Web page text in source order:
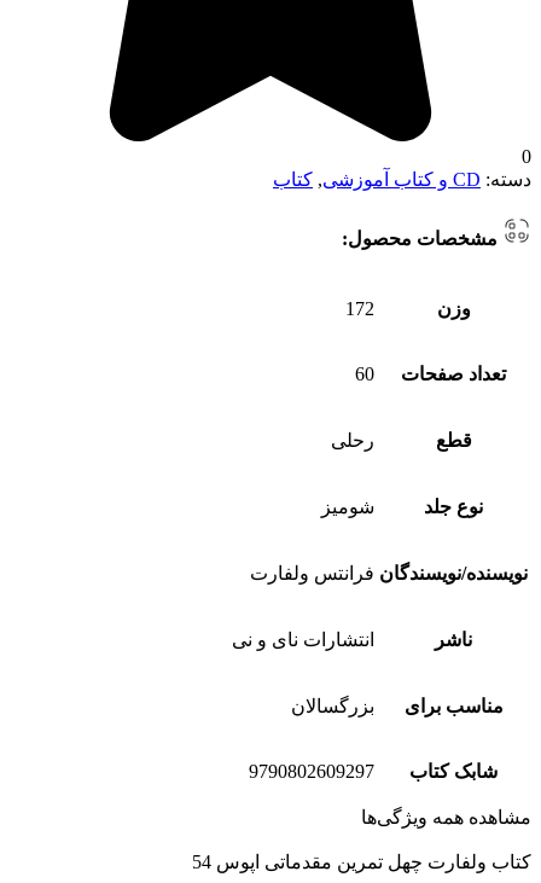
0
دسته: CD و کتاب آموزشی , کتاب
مشخصات محصول:
وزن 172
تعداد صفحات 60
قطع رحلی
نوع جلد شومیز
نویسنده/نویسندگان فرانتس ولفارت
ناشر انتشارات نای و نی
مناسب برای بزرگسالان
شابک کتاب 9790802609297
مشاهده همه ویژگی‌ها
کتاب ولفارت چهل تمرین مقدماتی اپوس 54